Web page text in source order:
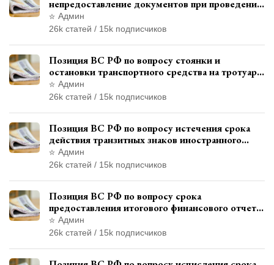
непредоставление документов при проведении
контроля и надзора
Админ
26k статей / 15k подписчиков
Позиция ВС РФ по вопросу стоянки и
остановки транспортного средства на тротуаре
и квалификации административного
правонарушения
Админ
26k статей / 15k подписчиков
Позиция ВС РФ по вопросу истечения срока
действия транзитных знаков иностранного
государства и отсутствия состава
административного правонарушения
Админ
26k статей / 15k подписчиков
Позиция ВС РФ по вопросу срока
предоставления итогового финансового отчета
кандидатом в соответствии с
законодательством о выборах
Админ
26k статей / 15k подписчиков